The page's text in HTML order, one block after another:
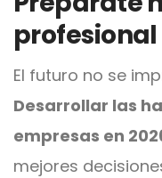
profesional
El futuro no se
Desarrollar las
empresas en
mejores